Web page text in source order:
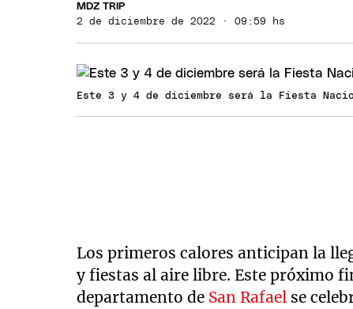
MDZ TRIP
2 de diciembre de 2022 · 09:59 hs
Este 3 y 4 de diciembre será la Fiesta
Los primeros calores anticipan la
y fiestas al aire libre. Este próximo
departamento de San Rafael se